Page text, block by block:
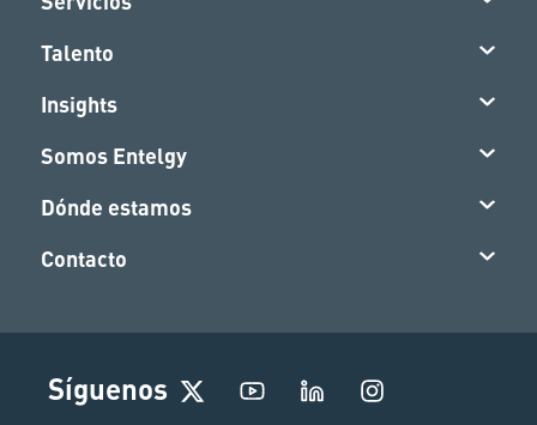
Talento
Insights
Somos Entelgy
Dónde estamos
Contacto
Síguenos
I
n